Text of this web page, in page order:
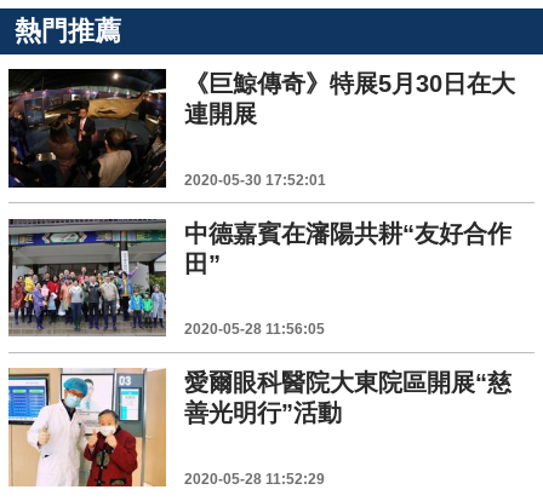
熱門推薦
《巨鯨傳奇》特展5月30日在大
連開展
2020-05-30 17:52:01
中德嘉賓在瀋陽共耕“友好合作
田”
2020-05-28 11:56:05
愛爾眼科醫院大東院區開展“慈
善光明行”活動
2020-05-28 11:52:29